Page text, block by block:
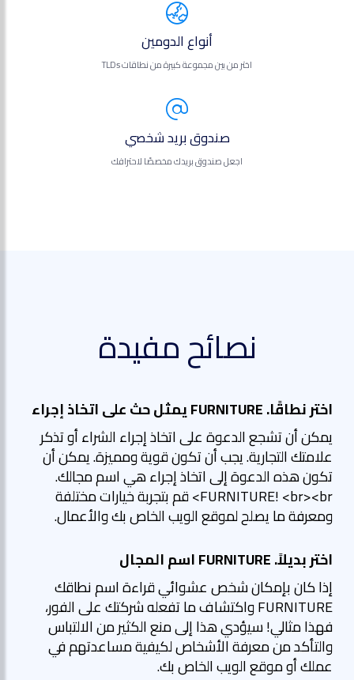
أنواع الدومين
اختر من بين مجموعة كبيرة من نطاقات TLDs
صندوق بريد شخصي
اجعل صندوق بريدك مخصصًا لاحترافك
نصائح مفيدة
اختر نطاقًا. FURNITURE يمثل حث على اتخاذ إجراء
يمكن أن تشجع الدعوة على اتخاذ إجراء الشراء أو تذكر
علامتك التجارية. يجب أن تكون قوية ومميزة. يمكن أن
تكون هذه الدعوة إلى اتخاذ إجراء هي اسم مجالك.
FURNITURE! <br><br> قم بتجربة خيارات مختلفة
ومعرفة ما يصلح لموقع الويب الخاص بك والأعمال.
اختر بديلاً. FURNITURE اسم المجال
إذا كان بإمكان شخص عشوائي قراءة اسم نطاقك
FURNITURE واكتشاف ما تفعله شركتك على الفور،
فهذا مثالي! سيؤدي هذا إلى منع الكثير من الالتباس
والتأكد من معرفة الأشخاص لكيفية مساعدتهم في
عملك أو موقع الويب الخاص بك.